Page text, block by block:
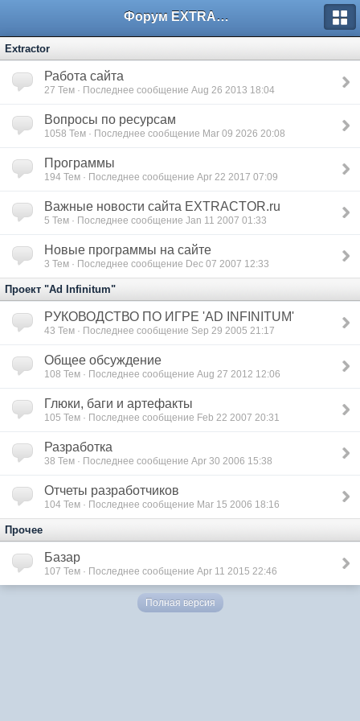
Форум EXTRACTOR.ru
Extractor
Работа сайта
27 Тем · Последнее сообщение Aug 26 2013 18:04
Вопросы по ресурсам
1058 Тем · Последнее сообщение Mar 09 2026 20:08
Программы
194 Тем · Последнее сообщение Apr 22 2017 07:09
Важные новости сайта EXTRACTOR.ru
5 Тем · Последнее сообщение Jan 11 2007 01:33
Новые программы на сайте
3 Тем · Последнее сообщение Dec 07 2007 12:33
Проект "Ad Infinitum"
РУКОВОДСТВО ПО ИГРЕ 'AD INFINITUM'
43 Тем · Последнее сообщение Sep 29 2005 21:17
Общее обсуждение
108 Тем · Последнее сообщение Aug 27 2012 12:06
Глюки, баги и артефакты
105 Тем · Последнее сообщение Feb 22 2007 20:31
Разработка
38 Тем · Последнее сообщение Apr 30 2006 15:38
Отчеты разработчиков
104 Тем · Последнее сообщение Mar 15 2006 18:16
Прочее
Базар
107 Тем · Последнее сообщение Apr 11 2015 22:46
Полная версия